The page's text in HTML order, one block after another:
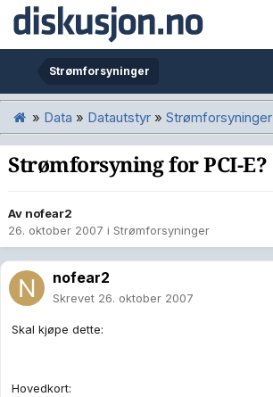
Strømforsyninger
» Data » Datautstyr » Strømforsyninger
Strømforsyning for PCI-E?
Av nofear2
26. oktober 2007 i Strømforsyninger
nofear2
Skrevet 26. oktober 2007
Skal kjøpe dette:
Hovedkort: